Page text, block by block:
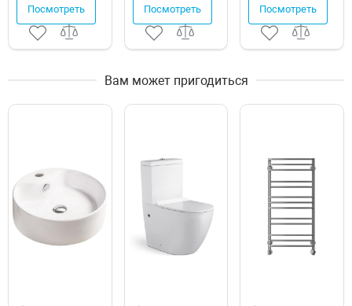
Посмотреть Посмотреть Посмотреть
Вам может пригодиться